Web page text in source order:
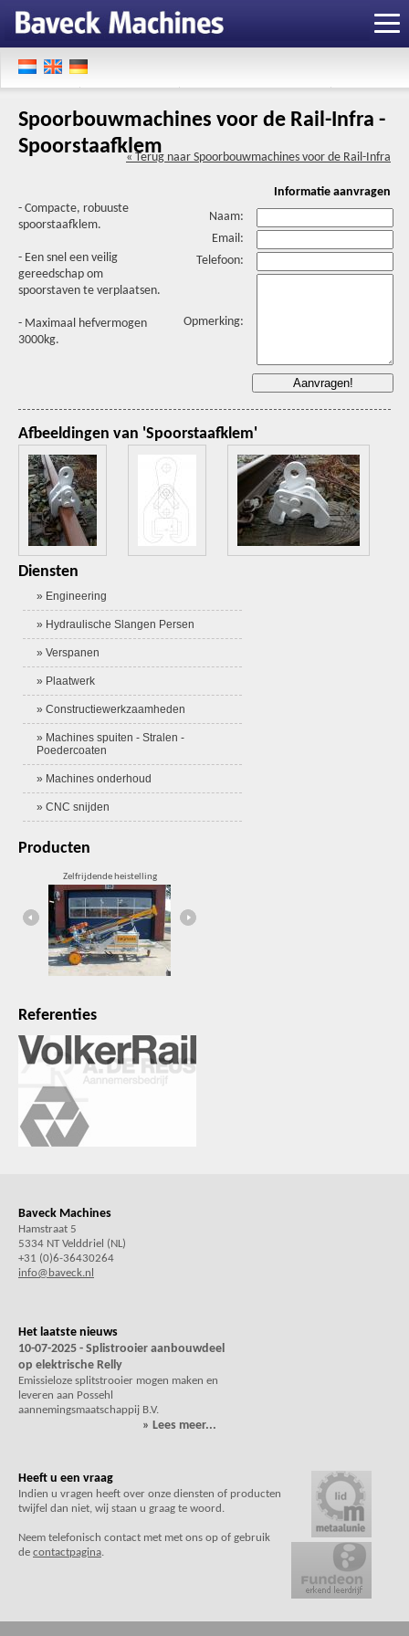
Spoorbouwmachines voor de Rail-Infra -
Spoorstaafklem« Terug naar Spoorbouwmachines voor de Rail-Infra
Informatie aanvragen
Naam:
Email:
Telefoon:
Opmerking:
- Compacte, robuuste
spoorstaafklem.
- Een snel een veilig
gereedschap om
spoorstaven te verplaatsen.
- Maximaal hefvermogen
3000kg.
Afbeeldingen van 'Spoorstaafklem'
Diensten
» Engineering
» Hydraulische Slangen Persen
» Verspanen
» Plaatwerk
» Constructiewerkzaamheden
» Machines spuiten - Stralen -
Poedercoaten
» Machines onderhoud
» CNC snijden
Producten
Zelfrijdende heistelling
Referenties
Baveck Machines
Hamstraat 5
5334 NT Velddriel (NL)
+31 (0)6-36430264
info@baveck.nl
Het laatste nieuws
10-07-2025 - Splistrooier aanbouwdeel
op elektrische Relly
Emissieloze splitstrooier mogen maken en
leveren aan Possehl
aannemingsmaatschappij B.V.
» Lees meer...
Heeft u een vraag
Indien u vragen heeft over onze diensten of producten
twijfel dan niet, wij staan u graag te woord.
Neem telefonisch contact met met ons op of gebruik
de contactpagina.